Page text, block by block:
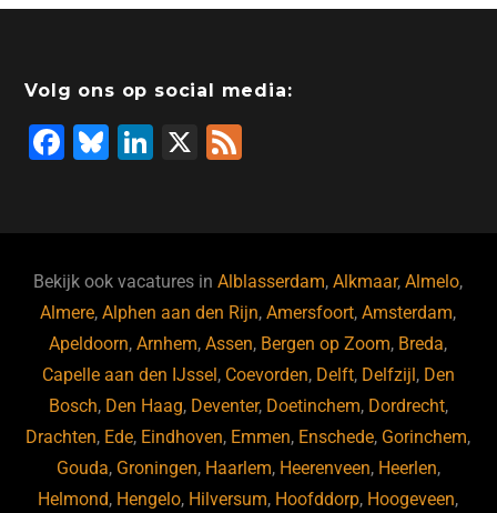
Volg ons op social media:
F
b
o
o
k
Bl
ky
Li
dI
n
X
Bekijk ook vacatures inAlblasserdam,Alkmaar,Almelo,
Almere,Alphen aan den Rijn,Amersfoort,Amsterdam,
Apeldoorn,Arnhem,Assen, Bergen op Zoom, Breda,
Capelle aan den IJssel , Coevorden, Delft, Delfzijl , Den
Bosch, Den Haag, Deventer, Doetinchem, Dordrecht,
Drachten, Ede, Eindhoven, Emmen, Enschede, Gorinchem,
Gouda, Groningen, Haarlem, Heerenveen, Heerlen,
Helmond, Hengelo, Hilversum, Hoofddorp, Hoogeveen,